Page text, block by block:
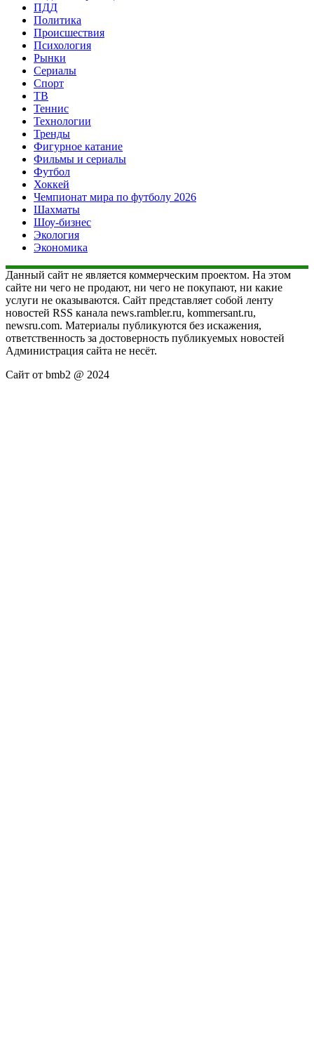
ПДД
Политика
Происшествия
Психология
Рынки
Сериалы
Спорт
ТВ
Теннис
Технологии
Тренды
Фигурное катание
Фильмы и сериалы
Футбол
Хоккей
Чемпионат мира по футболу 2026
Шахматы
Шоу-бизнес
Экология
Экономика
Данный сайт не является коммерческим проектом. На этом
сайте ни чего не продают, ни чего не покупают, ни какие
услуги не оказываются. Сайт представляет собой ленту
новостей RSS канала news.rambler.ru, kommersant.ru,
newsru.com. Материалы публикуются без искажения,
ответственность за достоверность публикуемых новостей
Администрация сайта не несёт.
Сайт от bmb2 @ 2024